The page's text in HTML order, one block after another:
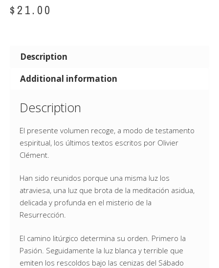
$ 21.00
Description
Additional information
Description
El presente volumen recoge, a modo de testamento
espiritual, los últimos textos escritos por Olivier
Clément.
Han sido reunidos porque una misma luz los
atraviesa, una luz que brota de la meditación asidua,
delicada y profunda en el misterio de la
Resurrección.
El camino litúrgico determina su orden. Primero la
Pasión. Seguidamente la luz blanca y terrible que
emiten los rescoldos bajo las cenizas del Sábado